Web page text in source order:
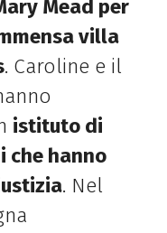
Mead per
villa
. Caroline e il
istituto di
che hanno
. Nel